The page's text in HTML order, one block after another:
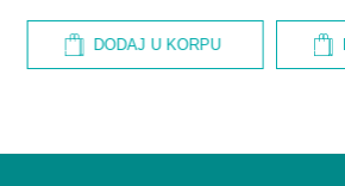
DODAJ U KORPU